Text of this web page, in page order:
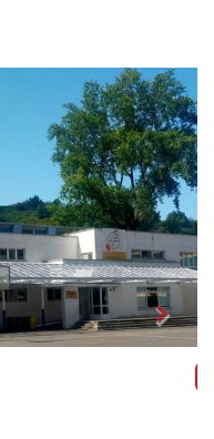
Next